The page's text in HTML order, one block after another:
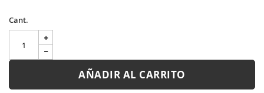
Cant.
AÑADIR AL CARRITO